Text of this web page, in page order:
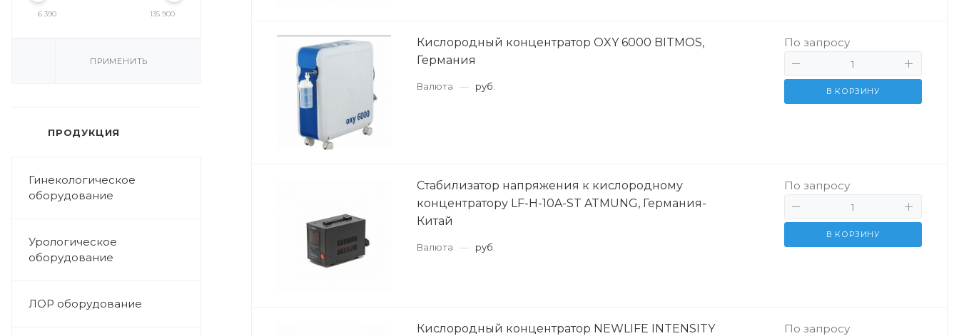
6 390 135 900
ПРИМЕНИТЬ
ПРОДУКЦИЯ
Гинекологическое
оборудование
Урологическое
оборудование
ЛОР оборудование
Кислородный концентратор OXY 6000 BITMOS,
Германия
Валюта — руб.
По запросу
В КОРЗИНУ
Стабилизатор напряжения к кислородному
концентратору LF-H-10A-ST ATMUNG, Германия-
Китай
Валюта — руб.
По запросу
В КОРЗИНУ
Кислородный концентратор NEWLIFE INTENSITY
По запросу